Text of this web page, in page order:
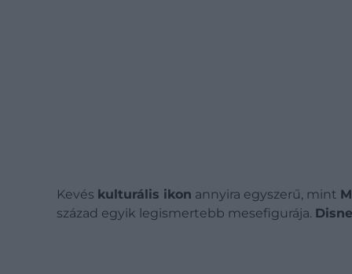
Kevés kulturális ikon annyira egyszerű, mint
század egyik legismertebb mesefigurája.